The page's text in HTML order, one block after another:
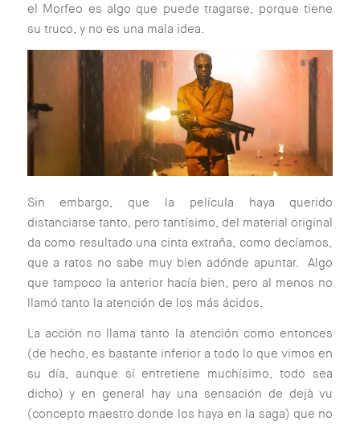
el Morfeo es algo que puede tragarse, porque tiene
su truco, y no es una mala idea.
Sin embargo, que la película haya querido
distanciarse tanto, pero tantísimo, del material original
da como resultado una cinta extraña, como decíamos,
que a ratos no sabe muy bien adónde apuntar. Algo
que tampoco la anterior hacía bien, pero al menos no
llamó tanto la atención de los más ácidos.
La acción no llama tanto la atención como entonces
(de hecho, es bastante inferior a todo lo que vimos en
su día, aunque sí entretiene muchísimo, todo sea
dicho) y en general hay una sensación de dejà vu
(concepto maestro donde los haya en la saga) que no